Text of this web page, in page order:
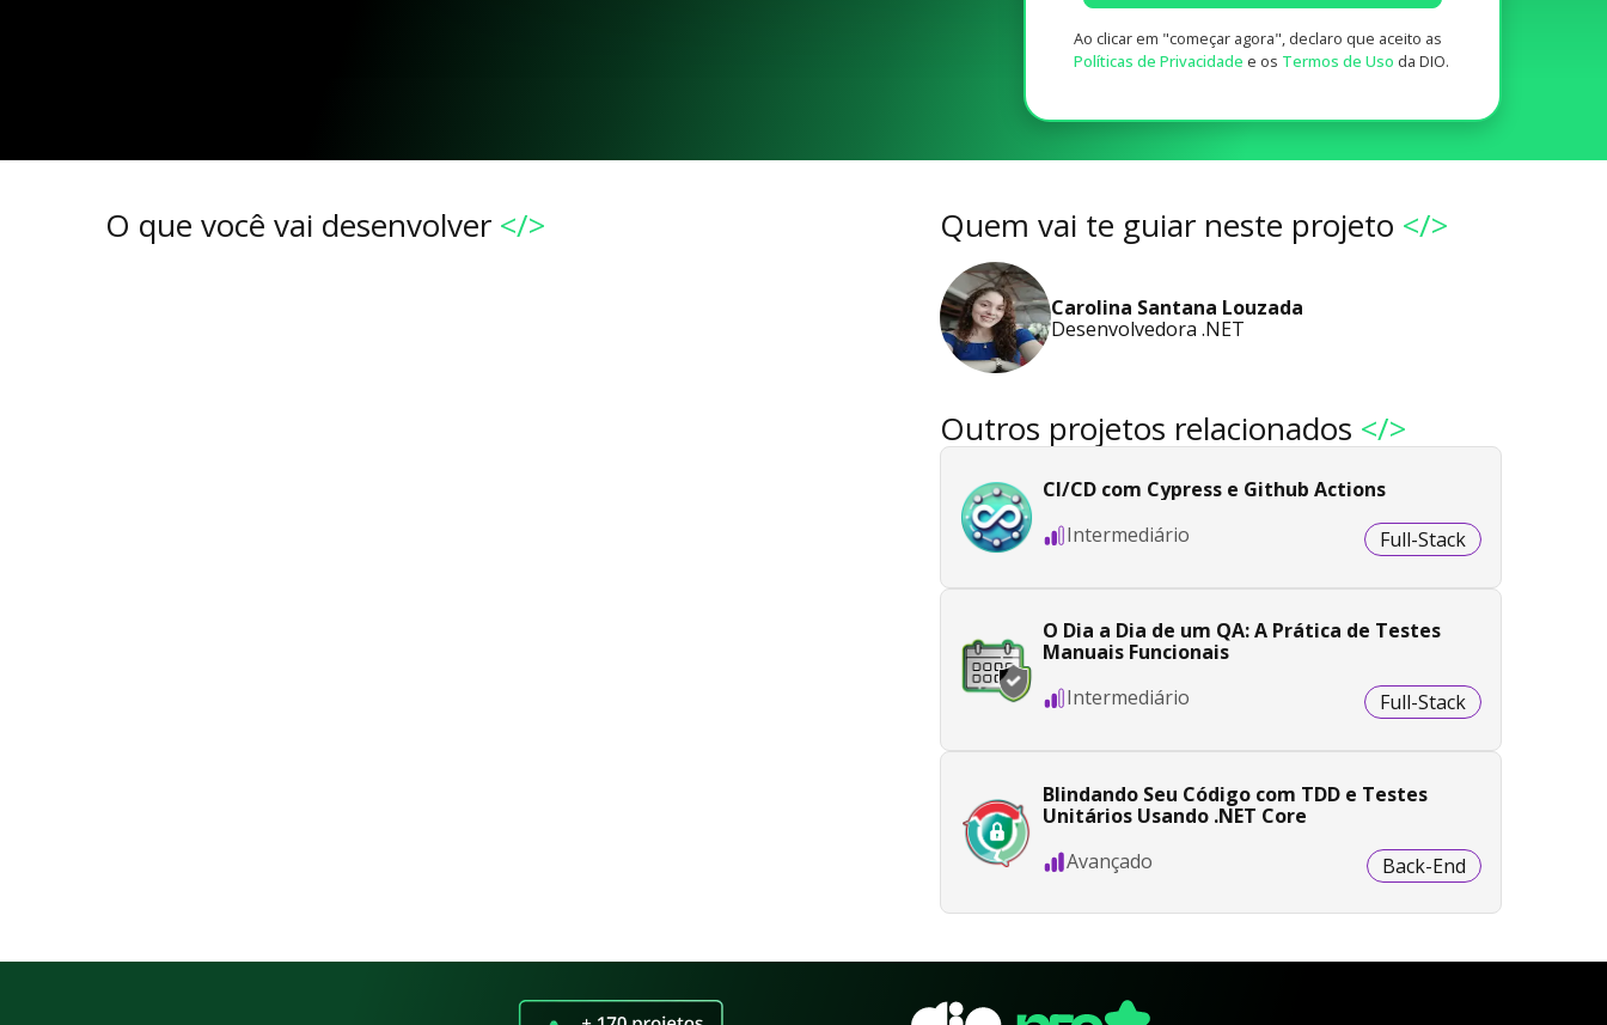
Ao clicar em "começar agora", declaro que aceito as
Políticas de Privacidade e os Termos de Uso da DIO.
O que você vai desenvolver </> Quem vai te guiar neste projeto </>
Carolina Santana Louzada
Desenvolvedora .NET
Outros projetos relacionados </>
CI/CD com Cypress e Github Actions
Intermediário
Full-Stack
O Dia a Dia de um QA: A Prática de Testes
Manuais Funcionais
Intermediário
Full-Stack
Blindando Seu Código com TDD e Testes
Unitários Usando .NET Core
Avançado
Back-End